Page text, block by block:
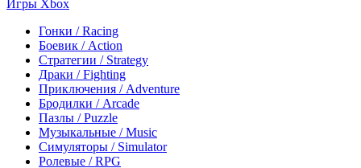
Игры Xbox
Гонки / Racing
Боевик / Action
Стратегии / Strategy
Драки / Fighting
Приключения / Adventure
Бродилки / Arcade
Пазлы / Puzzle
Музыкальные / Music
Симуляторы / Simulator
Ролевые / RPG